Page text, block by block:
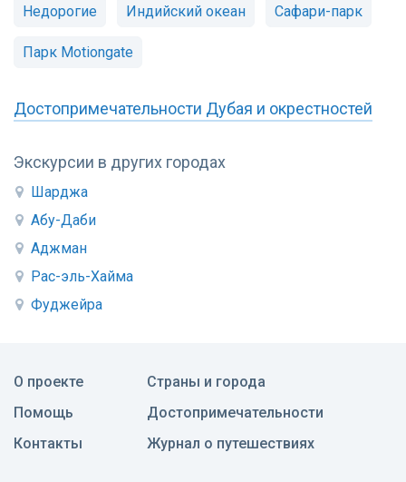
Экскурсии в других городах
Шарджа
Абу-Даби
Аджман
Рас-эль-Хайма
Фуджейра
Недорогие Индийский океан Сафари-парк
Парк Motiongate
Достопримечательности Дубая и окрестностей
О проекте
Помощь
Контакты
Страны и города
Достопримечательности
Журнал о путешествиях